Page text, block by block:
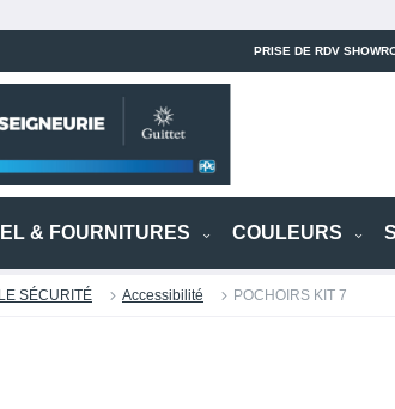
PRISE DE RDV
& FOURNITURES COULEURS
SÉCURITÉ Accessibilité POCHOIRS KIT 7